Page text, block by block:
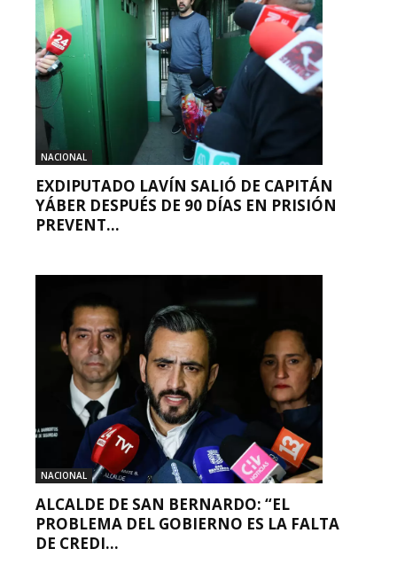
NACIONAL
EXDIPUTADO LAVÍN SALIÓ DE CAPITÁN
YÁBER DESPUÉS DE 90 DÍAS EN PRISIÓN
PREVENT...
NACIONAL
ALCALDE DE SAN BERNARDO: “EL
PROBLEMA DEL GOBIERNO ES LA FALTA
DE CREDI...